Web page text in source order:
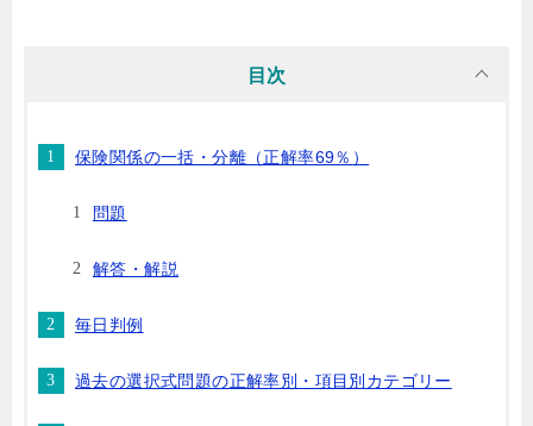
目次
保険関係の一括・分離（正解率69％）
問題
解答・解説
毎日判例
過去の選択式問題の正解率別・項目別カテゴリー